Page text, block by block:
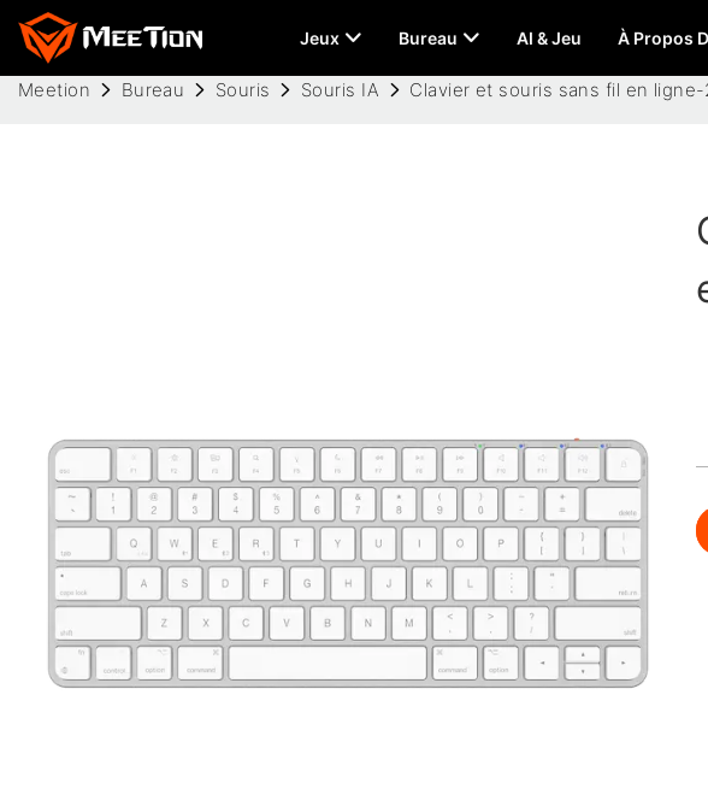
Jeux Bureau AI & Jeu À Propos
Meetion Bureau Souris Souris IA Clavier et souris sans fil en ligne-